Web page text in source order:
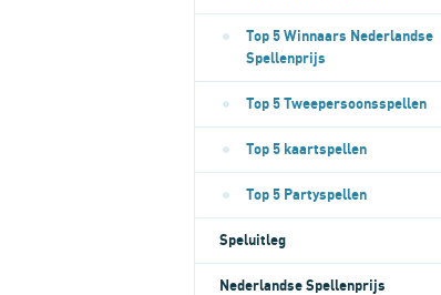
Top 5 Winnaars Nederlandse
Spellenprijs
Top 5 Tweepersoonsspellen
Top 5 kaartspellen
Top 5 Partyspellen
Speluitleg
Nederlandse Spellenprijs